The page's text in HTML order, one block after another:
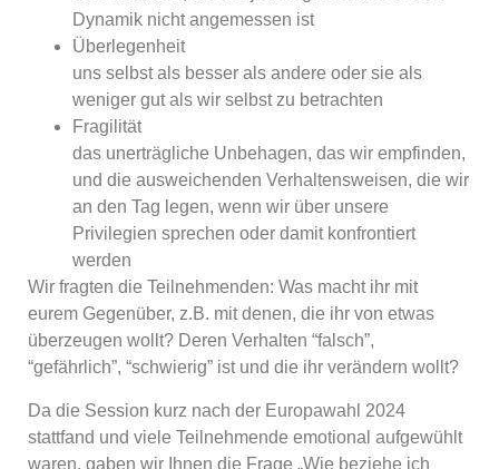
Dynamik nicht angemessen ist
Überlegenheit
uns selbst als besser als andere oder sie als
weniger gut als wir selbst zu betrachten
Fragilität
das unerträgliche Unbehagen, das wir empfinden,
und die ausweichenden Verhaltensweisen, die wir
an den Tag legen, wenn wir über unsere
Privilegien sprechen oder damit konfrontiert
werden
Wir fragten die Teilnehmenden: Was macht ihr mit
eurem Gegenüber, z.B. mit denen, die ihr von etwas
überzeugen wollt? Deren Verhalten “falsch”,
“gefährlich”, “schwierig” ist und die ihr verändern wollt?
Da die Session kurz nach der Europawahl 2024
stattfand und viele Teilnehmende emotional aufgewühlt
waren, gaben wir Ihnen die Frage „Wie beziehe ich